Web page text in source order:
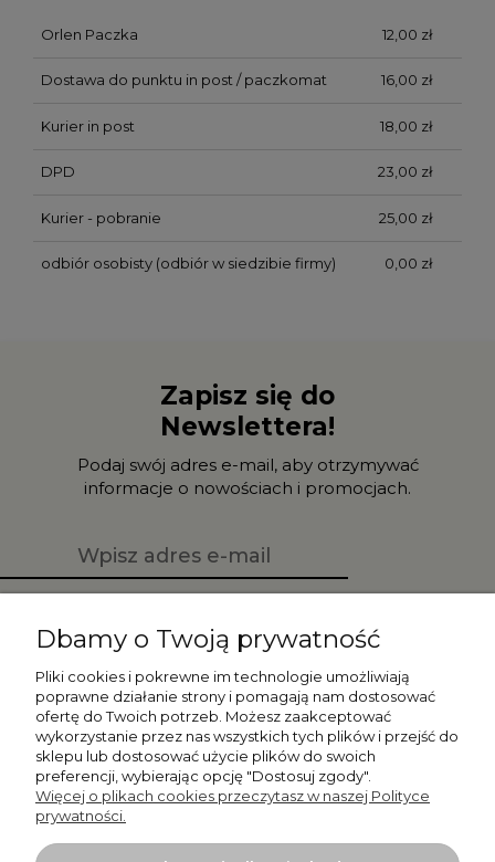
Orlen Paczka 12,00 zł
Dostawa do punktu in post / paczkomat 16,00 zł
Kurier in post 18,00 zł
DPD 23,00 zł
Kurier - pobranie 25,00 zł
odbiór osobisty(odbiór w siedzibie firmy) 0,00 zł
Zapisz się do
Newslettera!
Podaj swój adres e-mail, aby otrzymywać
informacje o nowościach i promocjach.
Moje konto
Płatności i dostawa
Informacje
Dbamy o Twoją prywatność
Pliki cookies i pokrewne im technologie umożliwiają
poprawne działanie strony i pomagają nam dostosować
ofertę do Twoich potrzeb. Możesz zaakceptować
wykorzystanie przez nas wszystkich tych plików i przejść do
sklepu lub dostosować użycie plików do swoich
preferencji, wybierając opcję "Dostosuj zgody".
Więcej o plikach cookies przeczytasz w naszej Polityce
prywatności.